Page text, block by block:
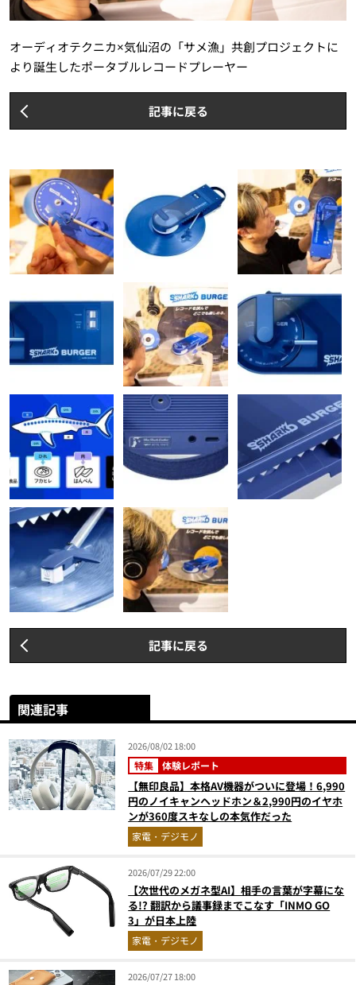
オーディオテクニカ×気仙沼の「サメ漁」共創プロジェクトに
より誕生したポータブルレコードプレーヤー
記事に戻る
記事に戻る
関連記事
2026/08/02 18:00
特集 体験レポート
【無印良品】本格AV機器がついに登場！6,990
円のノイキャンヘッドホン＆2,990円のイヤホ
ンが360度スキなしの本気作だった
家電・デジモノ
2026/07/29 22:00
【次世代のメガネ型AI】相手の言葉が字幕にな
る!? 翻訳から議事録までこなす「INMO GO
3」が日本上陸
家電・デジモノ
2026/07/27 18:00